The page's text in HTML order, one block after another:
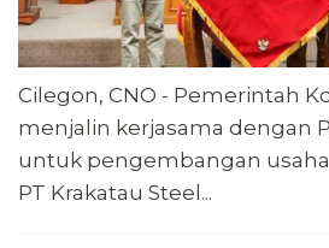
Cilegon, CNO - Pemerintah
menjalin kerjasama dengan
untuk pengembangan
PT Krakatau Steel...